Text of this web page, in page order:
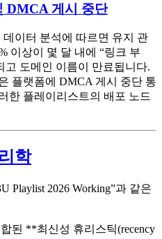
DMCA 게시 중단
이터 분석에 따르면 유지 관
이상이 몇 달 내에 “링크 부
고 도메인 이름이 만료됩니다.
플랫폼에 DMCA 게시 중단 통
한 플레이리스트의 배포 노드
학
Playlist 2026 Working”과 같은
된 **최신성 휴리스틱(recency